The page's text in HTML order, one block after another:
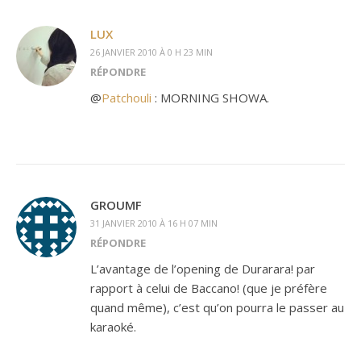
LUX
26 JANVIER 2010 À 0 H 23 MIN
RÉPONDRE
@Patchouli : MORNING SHOWA.
GROUMF
31 JANVIER 2010 À 16 H 07 MIN
RÉPONDRE
L’avantage de l’opening de Durarara! par
rapport à celui de Baccano! (que je préfère
quand même), c’est qu’on pourra le passer au
karaoké.